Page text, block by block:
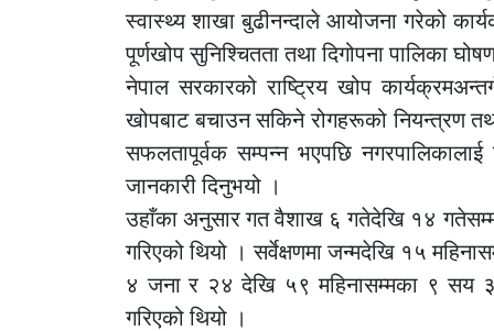
स्वास्थ्य शाखा बुढीनन्दाले आयोजना गरेको
पूर्णखोप सुनिश्चितता तथा दिगोपना पालिका
नेपाल सरकारको राष्ट्रिय खोप
खोपबाट बचाउन सकिने रोगहरूको नियन्त्रण
सफलतापूर्वक सम्पन्न भएपछि
जानकारी दिनुभयो ।
उहाँका अनुसार गत वैशाख ६ गतेदेखि १४ गतेसम्म
गरिएको थियो । सर्वेक्षणमा जन्मदेखि १५
४ जना र २४ देखि ५९ महिनासम्मका ९ सय
गरिएको थियो ।